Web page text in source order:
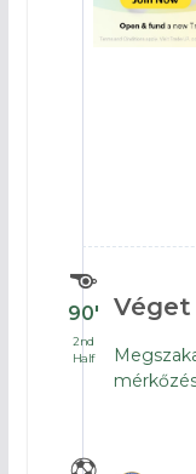
90′
2nd
Half